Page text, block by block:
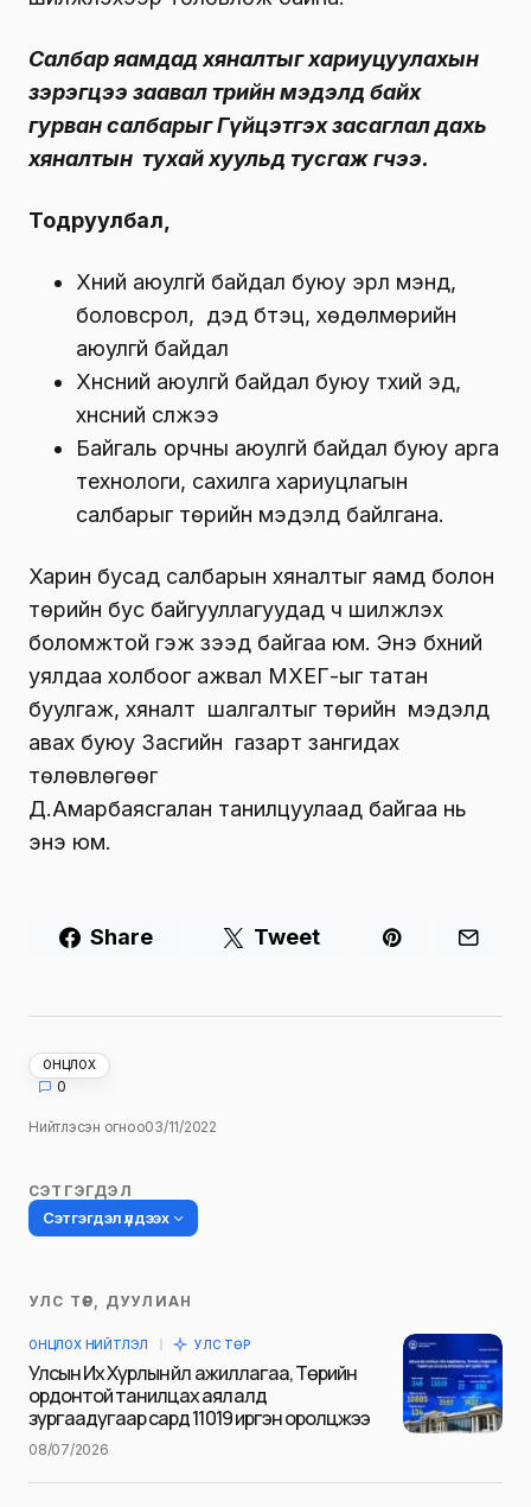
Салбар яамдад хяналтыг хариуцуулахын
зэрэгцээ заавал төрийн мэдэлд байх
гурван салбарыг Гүйцэтгэх засаглал дахь
хяналтын тухай хуульд тусгаж өгчээ.
Тодруулбал,
Хүний аюулгүй байдал буюу эрүүл мэнд,
боловсрол, дэд бүтэц, хөдөлмөрийн
аюулгүй байдал
Хүнсний аюулгүй байдал буюу түүхий эд,
хүнсний сүлжээ
Байгаль орчны аюулгүй байдал буюу арга
технологи, сахилга хариуцлагын
салбарыг төрийн мэдэлд байлгана.
Харин бусад салбарын хяналтыг яамд болон
төрийн бус байгууллагуудад ч шилжүүлэх
боломжтой гэж үзээд байгаа юм. Энэ бүхний
уялдаа холбоог ажвал МХЕГ-ыг татан
буулгаж, хяналт шалгалтыг төрийн мэдэлд
авах буюу Засгийн газарт зангидах
төлөвлөгөөг
Д.Амарбаясгалан танилцуулаад байгаа нь
энэ юм.
Share Tweet
ОНЦЛОХ
0
Нийтлэсэн огноо03/11/2022
СЭТГЭГДЭЛ
Сэтгэгдэл үлдээх
Таны имэйл хаягийг нийтлэхгүй.
тэмдэглэсэн
Name
УЛС ТӨР, ДУУЛИАН
ОНЦЛОХ НИЙТЛЭЛ УЛС ТӨР
Улсын Их Хурлын үйл ажиллагаа, Төрийн
ордонтой танилцах аялалд
зургаадугаар сард 11019 иргэн оролцжээ
08/07/2026